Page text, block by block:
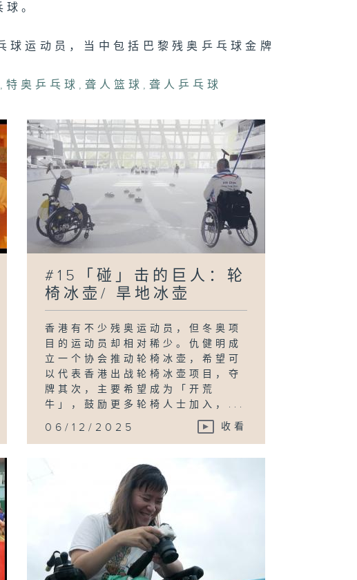
运动员区乐诒
。
球运动员，当中包括巴黎残奥乒乓球金牌
,特奥乒乓球 ,聋人篮球 ,聋人乒乓球
#15「碰」击的巨人：轮
椅冰壶/ 旱地冰壶
香港有不少残奥运动员，但冬奥项
目的运动员却相对稀少。仇健明成
立一个协会推动轮椅冰壶，希望可
以代表香港出战轮椅冰壶项目，夺
牌其次，主要希望成为「开荒
牛」，鼓励更多轮椅人士加入，...
06/12/2025 收看